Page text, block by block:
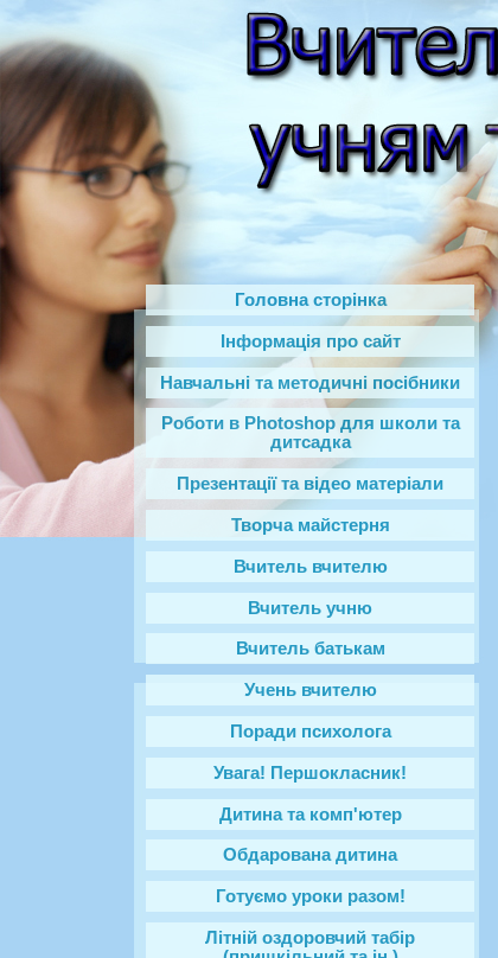
Головна сторінка
Інформація про сайт
Навчальні та методичні посібники
Роботи в Photoshop‎ для школи та
дитсадка
Презентації та відео матеріали
Творча майстерня
Вчитель вчителю
Вчитель учню
Вчитель батькам
Учень вчителю
Поради психолога
Увага! Першокласник!
Дитина та комп'ютер
Обдарована дитина
Готуємо уроки разом!
Літній оздоровчий табір